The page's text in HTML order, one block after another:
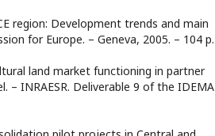
region: Development trends and main
for Europe. – Geneva, 2005. – 104 р.
land market functioning in partner
– INRAESR. Deliverable 9 of the IDEMA